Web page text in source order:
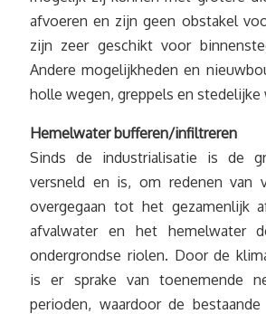
afvoeren en zijn geen obstakel
zijn zeer geschikt voor
Andere mogelijkheden en
holle wegen, greppels en stedelijke
Hemelwater bufferen/infiltreren
Sinds de industrialisatie is de
versneld en is, om redenen van
overgegaan tot het gezamenlijk
afvalwater en het hemelwater
ondergrondse riolen. Door de
is er sprake van toenemende
perioden, waardoor de